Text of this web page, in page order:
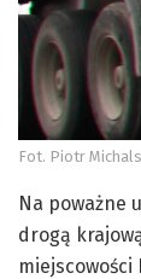
Fot. Piotr
Na poważne
drogą
miejscowości